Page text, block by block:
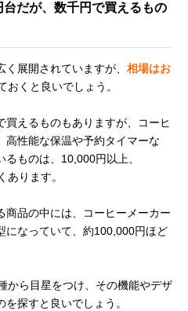
だが、数千円で買えるもの
展開されていますが、 相場はお
おくと良いでしょう。
えるものもありますが、コーヒ
高性能な保温や予約タイマーな
ものは、10,000円以上、
ります。
商品の中には、コーヒーメーカー
になっていて、約100,000円ほど
から目星をつけ、その機能やデザ
探すと良いでしょう。